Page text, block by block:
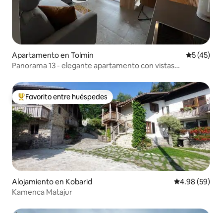
Apartamento en Tolmin
5 (45)
Panorama 13 - elegante apartamento con vistas
Favorito entre huéspedes preferido
Favorito entre huéspedes
Alojamiento en Kobarid Calificación
4.98 (59)
Kamenca Matajur